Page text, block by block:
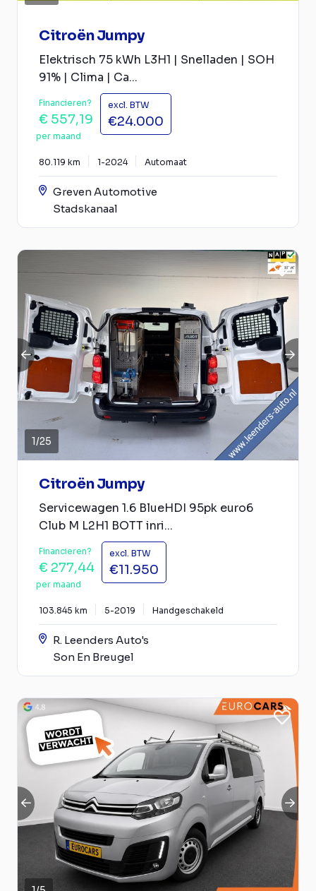
Citroën Jumpy
Elektrisch 75 kWh L3H1 | Snelladen | SOH
91% | Clima | Ca...
Financieren?
€ 557,19
per maand
excl. BTW
€24.000
80.119 km 1-2024 Automaat
Greven Automotive
Stadskanaal
1/25
Citroën Jumpy
Servicewagen 1.6 BlueHDI 95pk euro6
Club M L2H1 BOTT inri...
Financieren?
€ 277,44
per maand
excl. BTW
€11.950
103.845 km 5-2019 Handgeschakeld
R. Leenders Auto's
Son En Breugel